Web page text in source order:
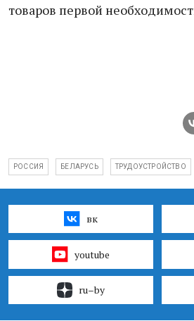
товаров первой
РОССИЯ БЕЛАРУСЬ ТРУДОУСТРОЙСТВО
вк
youtube
ru–by